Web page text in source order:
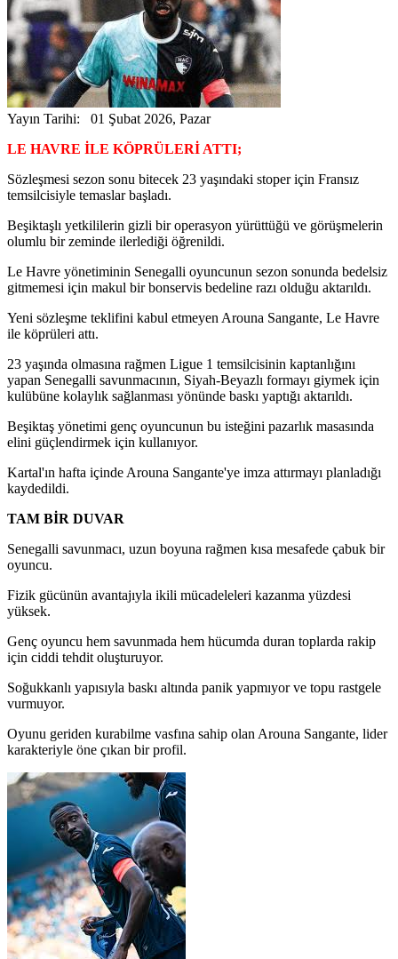
Yayın Tarihi: 01 Şubat 2026, Pazar
LE HAVRE İLE KÖPRÜLERİ ATTI;
Sözleşmesi sezon sonu bitecek 23 yaşındaki stoper için Fransız
temsilcisiyle temaslar başladı.
Beşiktaşlı yetkililerin gizli bir operasyon yürüttüğü ve görüşmelerin
olumlu bir zeminde ilerlediği öğrenildi.
Le Havre yönetiminin Senegalli oyuncunun sezon sonunda bedelsiz
gitmemesi için makul bir bonservis bedeline razı olduğu aktarıldı.
Yeni sözleşme teklifini kabul etmeyen Arouna Sangante, Le Havre
ile köprüleri attı.
23 yaşında olmasına rağmen Ligue 1 temsilcisinin kaptanlığını
yapan Senegalli savunmacının, Siyah-Beyazlı formayı giymek için
kulübüne kolaylık sağlanması yönünde baskı yaptığı aktarıldı.
Beşiktaş yönetimi genç oyuncunun bu isteğini pazarlık masasında
elini güçlendirmek için kullanıyor.
Kartal'ın hafta içinde Arouna Sangante'ye imza attırmayı planladığı
kaydedildi.
TAM BİR DUVAR
Senegalli savunmacı, uzun boyuna rağmen kısa mesafede çabuk bir
oyuncu.
Fizik gücünün avantajıyla ikili mücadeleleri kazanma yüzdesi
yüksek.
Genç oyuncu hem savunmada hem hücumda duran toplarda rakip
için ciddi tehdit oluşturuyor.
Soğukkanlı yapısıyla baskı altında panik yapmıyor ve topu rastgele
vurmuyor.
Oyunu geriden kurabilme vasfına sahip olan Arouna Sangante, lider
karakteriyle öne çıkan bir profil.